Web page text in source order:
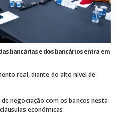
bancárias e dos bancários entra em
real, diante do alto nível de
negociação com os bancos nesta
econômicas